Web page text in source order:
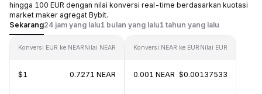
hingga 100 EUR dengan nilai konversi real-time berdasarkan kuotasi
market maker agregat Bybit.
Sekarang24 jam yang lalu1 bulan yang lalu1 tahun yang lalu
Konversi EUR ke NEARNilai NEAR
$1 0.7271 NEAR
Konversi NEAR ke EUR Nilai EUR
0.001 NEAR $0.00137533